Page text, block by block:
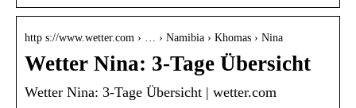
http s://www.wetter.com › … › Namibia › Khomas › Nina
Wetter Nina: 3-Tage Übersicht
Wetter Nina: 3-Tage Übersicht | wetter.com